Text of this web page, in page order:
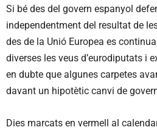
Si bé des del govern espanyol
independentment del resultat de
des de la Unió Europea es
diverses les veus d’eurodiputats i
en dubte que algunes carpetes
davant un hipotètic canvi de
Dies marcats en vermell al